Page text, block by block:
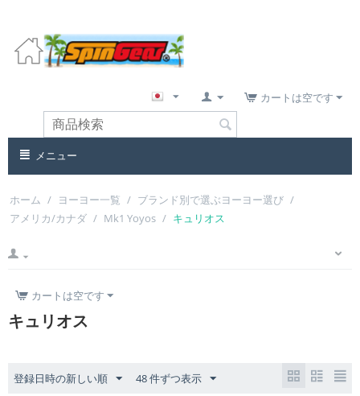
カートは空です
メニュー
ホーム / ヨーヨー一覧 / ブランド別で選ぶヨーヨー選び /
アメリカ/カナダ / Mk1 Yoyos / キュリオス
カートは空です
キュリオス
登録日時の新しい順 48 件ずつ表示